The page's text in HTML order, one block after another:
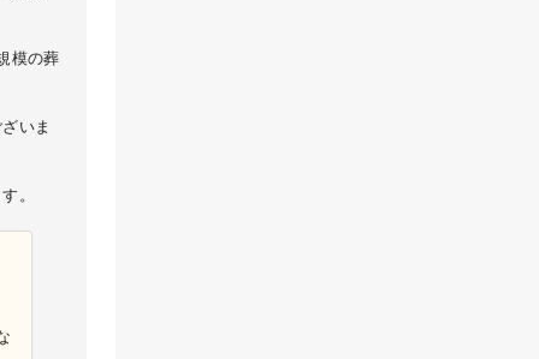
模の葬
いま
。